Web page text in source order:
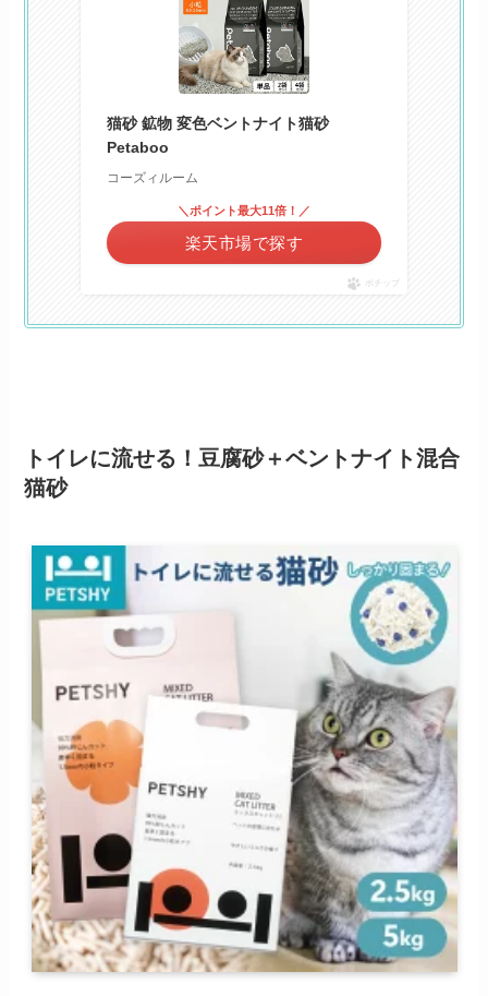
猫砂 鉱物 変色ベントナイト猫砂
Petaboo
コーズィルーム
＼ポイント最大11倍！／
楽天市場で探す
ポチップ
トイレに流せる！豆腐砂＋ベントナイト混合
猫砂